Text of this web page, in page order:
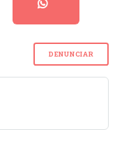
DENUNCIAR